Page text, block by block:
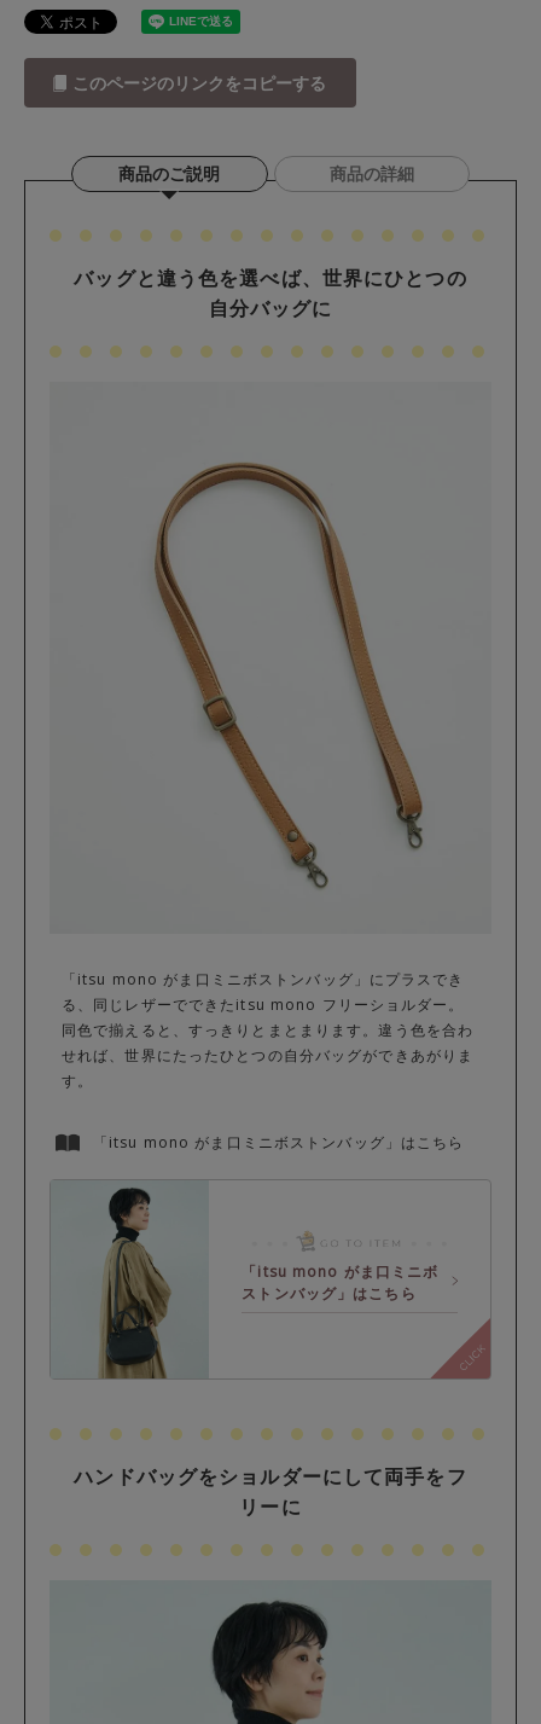
このページのリンクをコピーする
商品のご説明 商品の詳細
バッグと違う色を選べば、世界にひとつの
自分バッグに
「itsu mono がま口ミニボストンバッグ」にプラスでき
る、同じレザーでできたitsu mono フリーショルダー。
同色で揃えると、すっきりとまとまります。違う色を合わ
せれば、世界にたったひとつの自分バッグができあがりま
す。
「itsu mono がま口ミニボストンバッグ」はこちら
「itsu mono がま口ミニボ
ストンバッグ」はこちら
ハンドバッグをショルダーにして両手をフ
リーに